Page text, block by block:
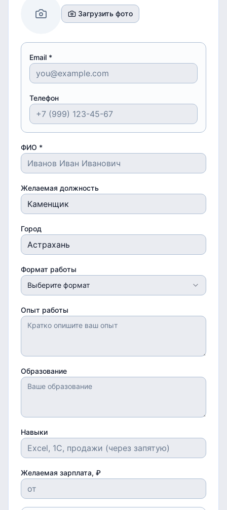
Загрузить фото
Email *
Телефон
ФИО *
Желаемая должность
Город
Формат работы
Выберите формат
Опыт работы
Образование
Навыки
Желаемая зарплата, ₽